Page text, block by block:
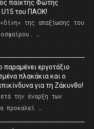
παίκτης Φώτης
U15 του ΠΑΟΚ!
της απαξίωσης του
…
παραμένει εργοτάξιο
πλακάκια και ο
για τη Ζάκυνθο!
την έναρξη των
προκαλεί …